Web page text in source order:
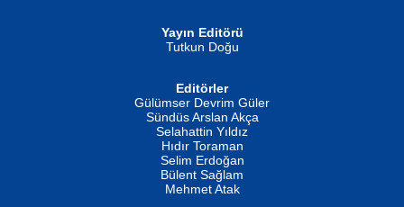
İSMAİL OKUTAN
Erkeklerin Kahrolması Ne Demektir
Evvel Zaman Tanrıçası...
Yayın Editörü
Tutkun Doğu
Editörler
Gülümser Devrim Güler
Sündüs Arslan Akça
Selahattin Yıldız
Hıdır Toraman
Selim Erdoğan
Bülent Sağlam
Mehmet Atak